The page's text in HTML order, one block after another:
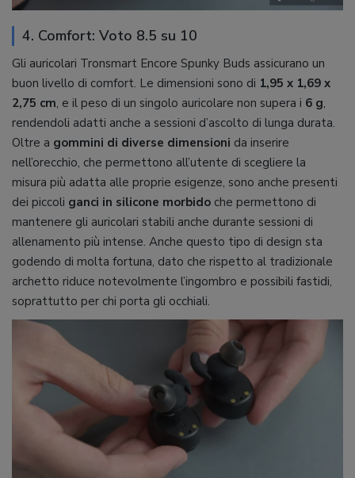
4. Comfort: Voto 8.5 su 10
Gli auricolari Tronsmart Encore Spunky Buds assicurano un
buon livello di comfort. Le dimensioni sono di 1,95 x 1,69 x
2,75 cm, e il peso di un singolo auricolare non supera i 6 g,
rendendoli adatti anche a sessioni d’ascolto di lunga durata.
Oltre a gommini di diverse dimensioni da inserire
nell’orecchio, che permettono all’utente di scegliere la
misura più adatta alle proprie esigenze, sono anche presenti
dei piccoli ganci in silicone morbido che permettono di
mantenere gli auricolari stabili anche durante sessioni di
allenamento più intense. Anche questo tipo di design sta
godendo di molta fortuna, dato che rispetto al tradizionale
archetto riduce notevolmente l’ingombro e possibili fastidi,
soprattutto per chi porta gli occhiali.